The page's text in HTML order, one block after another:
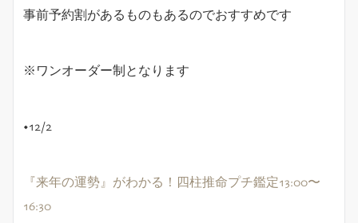
事前予約割があるものもあるのでおすすめです
※ワンオーダー制となります
◆12/2
『来年の運勢』がわかる！四柱推命プチ鑑定13:00〜
16:30